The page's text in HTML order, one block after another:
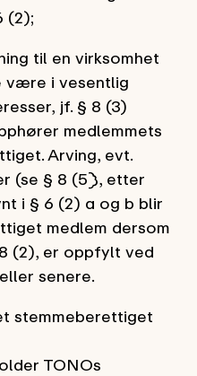
(2);
til en virksomhet
være i vesentlig
jf. § 8 (3)
medlemmets
Arving, evt.
(se § 8 (5)), etter
i § 6 (2) a og b blir
medlem dersom
(2), er oppfylt ved
senere.
stemmeberettiget
TONOs